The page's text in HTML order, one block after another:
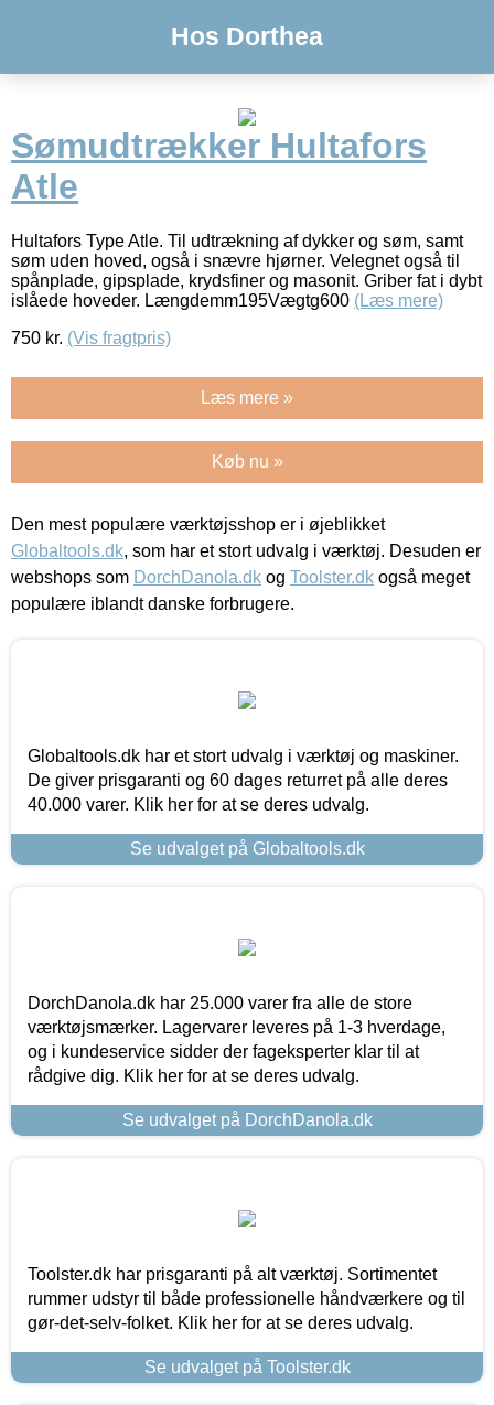
Hos Dorthea
Sømudtrækker Hultafors
Atle
Hultafors Type Atle. Til udtrækning af dykker og søm, samt
søm uden hoved, også i snævre hjørner. Velegnet også til
spånplade, gipsplade, krydsfiner og masonit. Griber fat i dybt
islåede hoveder. Længdemm195Vægtg600 (Læs mere)
750 kr. (Vis fragtpris)
Læs mere »
Køb nu »
Den mest populære værktøjsshop er i øjeblikket
Globaltools.dk, som har et stort udvalg i værktøj. Desuden er
webshops som DorchDanola.dk og Toolster.dk også meget
populære iblandt danske forbrugere.
Globaltools.dk har et stort udvalg i værktøj og maskiner.
De giver prisgaranti og 60 dages returret på alle deres
40.000 varer. Klik her for at se deres udvalg.
Se udvalget på Globaltools.dk
DorchDanola.dk har 25.000 varer fra alle de store
værktøjsmærker. Lagervarer leveres på 1-3 hverdage,
og i kundeservice sidder der fageksperter klar til at
rådgive dig. Klik her for at se deres udvalg.
Se udvalget på DorchDanola.dk
Toolster.dk har prisgaranti på alt værktøj. Sortimentet
rummer udstyr til både professionelle håndværkere og til
gør-det-selv-folket. Klik her for at se deres udvalg.
Se udvalget på Toolster.dk